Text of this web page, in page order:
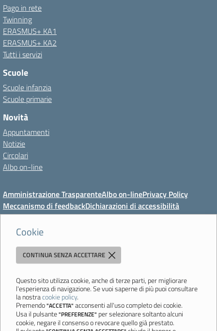
Cookie
CONTINUA SENZA ACCETTARE
Questo sito utilizza cookie, anche di terze parti, per migliorare
l'esperienza di navigazione. Se vuoi saperne di più puoi consultare
la nostracookie policy.
Premendo"ACCETTA" acconsenti all'uso completo dei cookie.
Usa il pulsante"PREFERENZE" per selezionare soltanto alcuni
cookie, negare il consenso o revocare quello già prestato.
Pago in rete
Twinning
ERASMUS+ KA1
ERASMUS+ KA2
Tutti i servizi
Scuole
Scuole infanzia
Scuole primarie
Novità
Appuntamenti
Notizie
Circolari
Albo on-line
Amministrazione TrasparenteAlbo on-linePrivacy Policy
Meccanismo di feedbackDichiarazioni di accessibilità
Preferenze cookie
Direzione Didattica di Vignola
"Tutti diversamente uguali, tutti ugualmente diversi"
Viale Mazzini, 18 - 41058 Vignola (MO) - Tel. 059 771117 - Fax 059
771113 - Email:moee06000a@istruzione.it- PEC:
moee06000a@pec.istruzione.it
Ultimo aggiornamento: Mercoledì, 5 Agosto 2026 ore 08:44